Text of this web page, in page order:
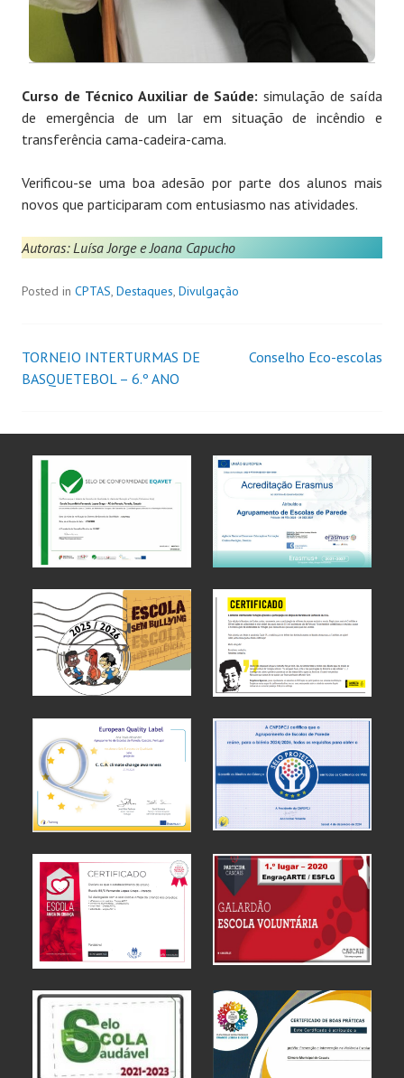
Curso de Técnico Auxiliar de Saúde: simulação de saída
de emergência de um lar em situação de incêndio e
transferência cama-cadeira-cama.
Verificou-se uma boa adesão por parte dos alunos mais
novos que participaram com entusiasmo nas atividades.
Autoras: Luísa Jorge e Joana Capucho
Posted in CPTAS, Destaques, Divulgação
TORNEIO INTERTURMAS DE
BASQUETEBOL – 6.º ANO
Conselho Eco-escolas